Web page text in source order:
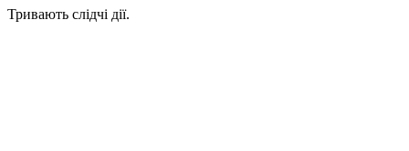
Тривають слідчі дії.